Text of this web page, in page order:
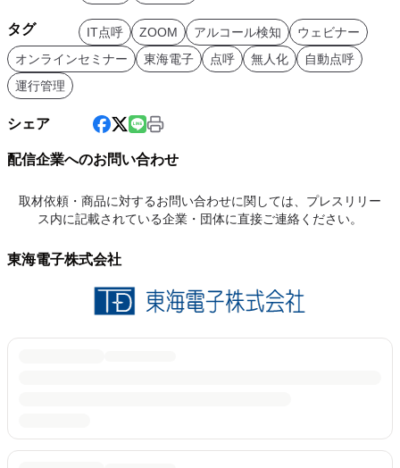
タグ IT点呼 ZOOM アルコール検知
ウェビナー
オンラインセミナー
東海電子 点呼 無人化
自動点呼
運行管理
シェア
配信企業へのお問い合わせ
取材依頼・商品に対するお問い合わせに関しては、プレスリリー
ス内に記載されている企業・団体に直接ご連絡ください。
東海電子株式会社